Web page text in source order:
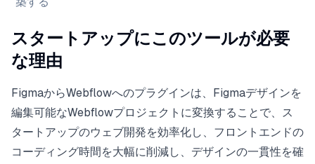
スタートアップにこのツールが必要
な理由
FigmaからWebflowへのプラグインは、Figmaデザインを
編集可能なWebflowプロジェクトに変換することで、ス
タートアップのウェブ開発を効率化し、フロントエンドの
コーディング時間を大幅に削減し、デザインの一貫性を確